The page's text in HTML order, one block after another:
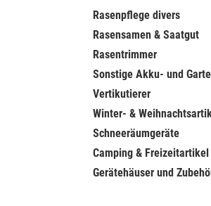
Rasenpflege divers
Rasensamen & Saatgut
Rasentrimmer
Sonstige Akku- und
Vertikutierer
Winter- &
Schneeräumgeräte
Camping & Freizeitartikel
Gerätehäuser und